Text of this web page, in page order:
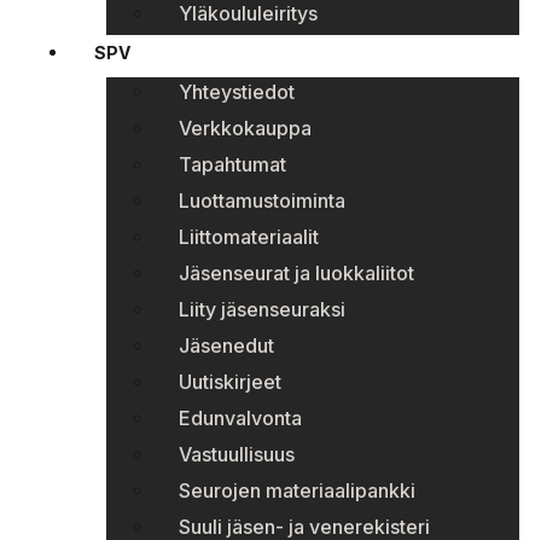
Yläkoululeiritys
SPV
Yhteystiedot
Verkkokauppa
Tapahtumat
Luottamustoiminta
Liittomateriaalit
Jäsenseurat ja luokkaliitot
Liity jäsenseuraksi
Jäsenedut
Uutiskirjeet
Edunvalvonta
Vastuullisuus
Seurojen materiaalipankki
Suuli jäsen- ja venerekisteri